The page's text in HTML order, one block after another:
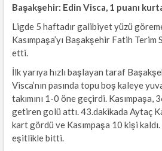
Başakşehir: Edin Visca, 1 puanı
Ligde 5 haftadır galibiyet yüzü
Kasımpaşa’yı Başakşehir Fatih Terim
etti.
İlk yarıya hızlı başlayan taraf
Visca’nın pasında topu boş kaleye
takımını 1-0 öne geçirdi. Kasımpaşa,
getiren golü attı. 43.dakikada Aytaç
kart gördü ve Kasımpaşa 10 kişi kaldı.
eşitlikle bitti.